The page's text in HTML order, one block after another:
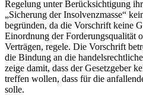
Regelung unter Berücksichtigung
„Sicherung der Insolvenzmasse“
begründen, da die Vorschrift keine
Einordnung der Forderungsqualität
Verträgen, regele. Die Vorschrift
die Bindung an die
zeige damit, dass der Gesetzgeber
treffen wollen, dass für die
solle.